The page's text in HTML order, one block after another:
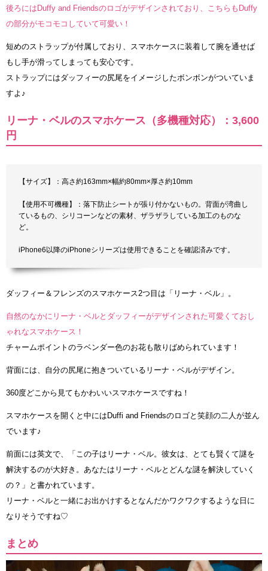
後ろにはDuffy and Friendsのロゴがデザインされており、こちらもDuffy
の部分がモコモコしていて可愛い！
短めのストラップが付属しており、スマホケースに装着して腕を通せば
もし手が滑ってしまっても安心です。
ストラップにはダッフィーの尻尾をイメージしたボンボンがついていま
すよ♪
リーナ・ベルのスマホケース（多機種対応）：3,600
円
【サイズ】：高さ約163mm×幅約80mm×厚さ約10mm
【使用不可機種】：落下防止シートが張り付かないもの。背面が湾曲し
ているもの、シリコーンなどの素材、ザラザラしている加工のものな
ど。
iPhone6以降のiPhoneシリーズは使用できることを確認済みです。
ダッフィー＆フレンズのスマホケース2つ目は「リーナ・ベル」。
自然のなかにリーナ・ベルとダッフィーがデザインされた可愛くておし
ゃれなスマホケース！
チャームポイントのラベンダー色のお花も散りばめられています！
背面には、自分の尻尾に抱きついているリーナ・ベルがデザイン。
360度どこから見てもかわいいスマホケースですね！
スマホケースを開くと中にはDuffi and Friendsのロゴと笑顔の二人が並ん
でいます♪
前面には英文で、「この子はリーナ・ベル。彼女は、とても賢くて謎を
解決するのが大好き。あなたはリーナ・ベルとどんな謎を解決していく
の？」と書かれています。
リーナ・ベルと一緒にお出かけするとなんだかワクワクするような日に
なりそうですね♡
まとめ